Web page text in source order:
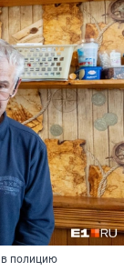
в полицию